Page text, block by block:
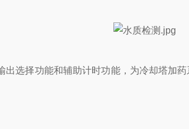
选择功能和辅助计时功能，为冷却塔加